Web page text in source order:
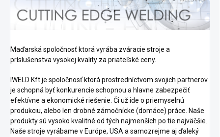
Maďarská spoločnosť ktorá vyrába zváracie stroje a
príslušenstva vysokej kvality za priateľské ceny.
IWELD Kft je spoločnosť ktorá prostredníctvom svojich partnerov
je schopná byť konkurencie schopnou a hlavne zabezpečiť
efektívne a ekonomické riešenie. Či už ide o priemyselnú
produkciu, alebo len drobné zámočnícke (domáce) práce. Naše
produkty sú vysoko kvalitné od tých najmenších po tie najväčšie.
Naše stroje vyrábame v Európe, USA a samozrejme aj ďaleký